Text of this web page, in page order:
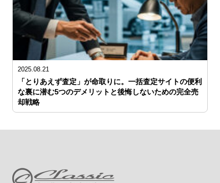
2025.08.21
「とりあえず査定」が命取りに。一括査定サイトの便利
な裏に潜む5つのデメリットと後悔しないための完全売
却戦略